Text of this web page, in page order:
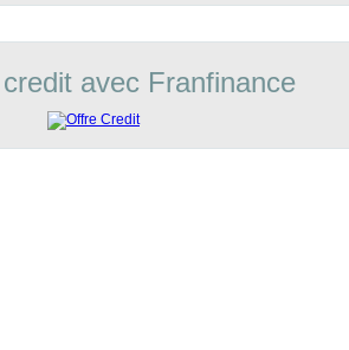
avec Franfinance